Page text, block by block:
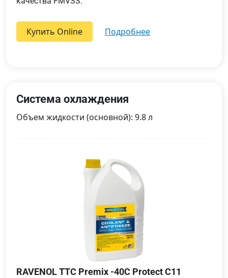
Купить Online подробнее
Система охлаждения
Объем жидкости (основной): 9.8 л
RAVENOL TTC Premix -40C Protect C11